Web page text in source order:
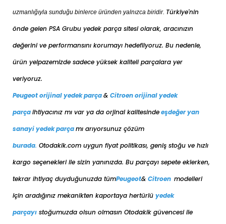
uzmanlığıyla sunduğu binlerce üründen yalnızca biridir. Türkiye'nin
önde gelen PSA Grubu yedek parça sitesi olarak, aracınızın
değerini ve performansını korumayı hedefliyoruz. Bu nedenle,
ürün yelpazemizde sadece yüksek kaliteli parçalara yer
veriyoruz.
Peugeot orijinal yedek parça& Citroen orijinal yedek
parçaihtiyacınız mı var ya da orjinal kalitesindeeşdeğeryan
sanayi yedek parçamı arıyorsunuz çözüm
burada. Otodakik.com uygun fiyat politikası, geniş stoğu ve hızlı
kargo seçenekleri ile sizin yanınızda. Bu parçayı sepete eklerken,
tekrar ihtiyaç duyduğunuzda tümPeugeot& Citroen modelleri
için aradığınız mekanikten kaportaya hertürlü yedek
parçayı stoğumuzda olsun olmasın Otodakik güvencesi ile